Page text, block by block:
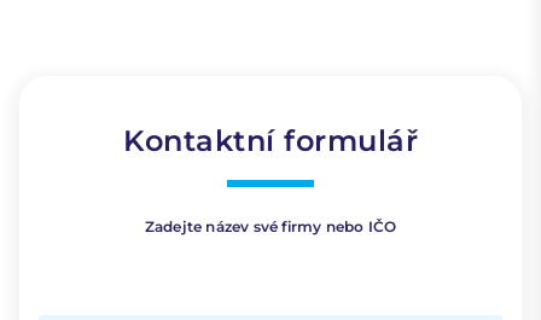
Kontaktní formulář
Zadejte název své firmy nebo IČO